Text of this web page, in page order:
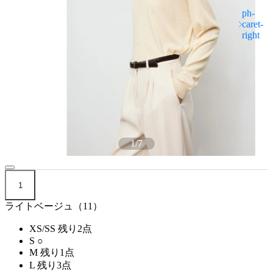
1/7
1
ライトベージュ（11）
XS/SS 残り2点
S ○
M 残り1点
L 残り3点